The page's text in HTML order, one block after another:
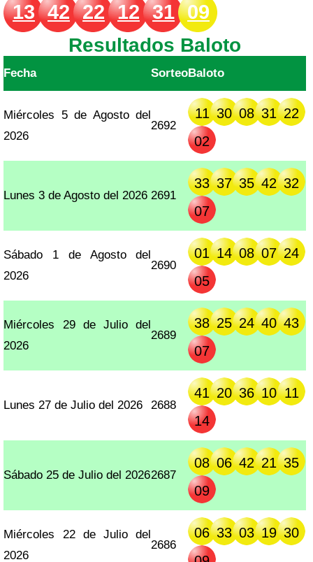
13 42 22 12 31 09
Resultados Baloto
Fecha SorteoBaloto
Miércoles 5 de Agosto del
2026
2692
11 30 08 31 22
02
Lunes 3 de Agosto del 2026 2691
33 37 35 42 32
07
Sábado 1 de Agosto del
2026
2690
01 14 08 07 24
05
Miércoles 29 de Julio del
2026
2689
38 25 24 40 43
07
Lunes 27 de Julio del 2026 2688
41 20 36 10 11
14
Sábado 25 de Julio del 20262687
08 06 42 21 35
09
Miércoles 22 de Julio del
2026
2686
06 33 03 19 30